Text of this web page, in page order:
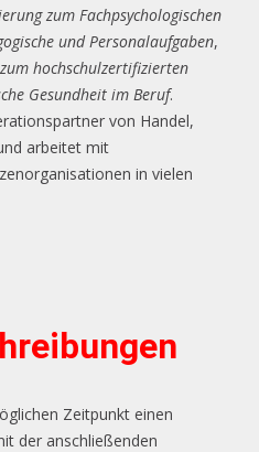
zum Fachpsychologischen
und Personalaufgaben,
hochschulzertifizierten
Gesundheit im Beruf.
von Handel,
arbeitet mit
in vielen
Zeitpunkt einen
der anschließenden